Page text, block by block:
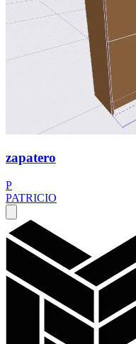
zapatero
P
PATRICIO